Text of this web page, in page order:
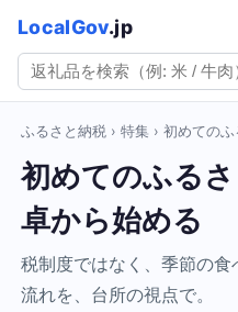
LocalGov.jp
ふるさと納税 ›特集 › 初めての
初めてのふる
卓から始める
税制度ではなく、季節の
流れを、台所の視点で。